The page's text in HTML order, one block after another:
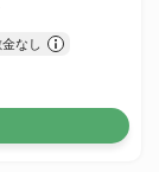
なし